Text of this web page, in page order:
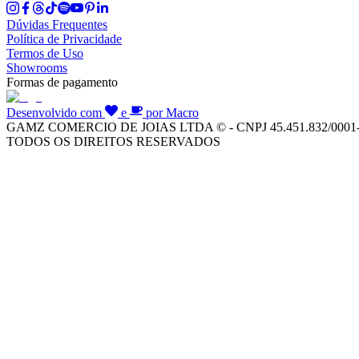
Dúvidas Frequentes
Política de Privacidade
Termos de Uso
Showrooms
Formas de pagamento
Desenvolvido com e
por Macro
GAMZ COMERCIO DE JOIAS LTDA © - CNPJ 45.451.832/
TODOS OS DIREITOS RESERVADOS